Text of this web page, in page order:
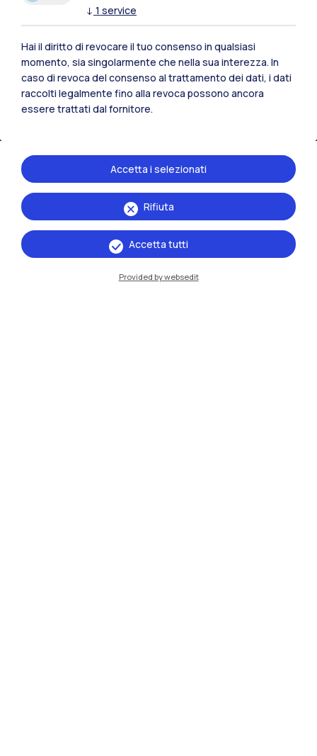
Polimi Community
Tutti i siti dell’ecosistema
↓ 1 service
Hai il diritto di revocare il tuo consenso in qualsiasi
momento, sia singolarmente che nella sua interezza. In
caso di revoca del consenso al trattamento dei dati, i dati
raccolti legalmente fino alla revoca possono ancora
essere trattati dal fornitore.
Rifiuta
Accetta i selezionati
Accetta tutti
Provided by websedit